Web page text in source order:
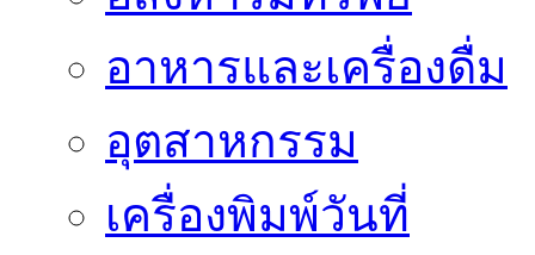
อาหารและเครื่องดื่ม
อุตสาหกรรม
เครื่องพิมพ์วันที่